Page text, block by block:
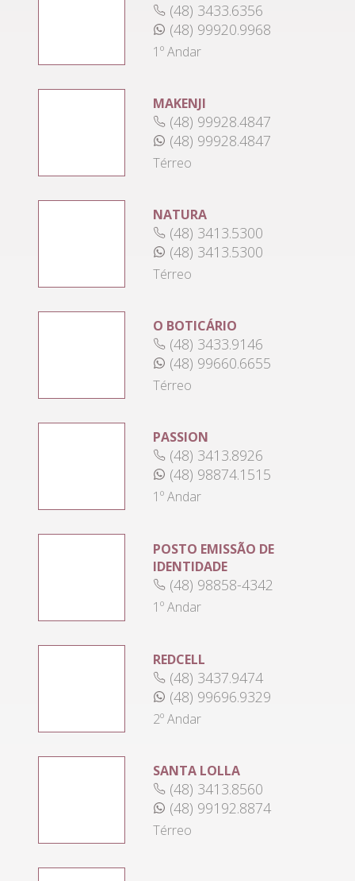
(48) 3433.6356
(48) 99920.9968
1º Andar
MAKENJI
(48) 99928.4847
(48) 99928.4847
Térreo
NATURA
(48) 3413.5300
(48) 3413.5300
Térreo
O BOTICÁRIO
(48) 3433.9146
(48) 99660.6655
Térreo
PASSION
(48) 3413.8926
(48) 98874.1515
1º Andar
POSTO EMISSÃO DE
IDENTIDADE
(48) 98858-4342
1º Andar
REDCELL
(48) 3437.9474
(48) 99696.9329
2º Andar
SANTA LOLLA
(48) 3413.8560
(48) 99192.8874
Térreo